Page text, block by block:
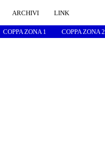
ARCHIVI LINK
COPPA ZONA 1 COPPA ZONA 2